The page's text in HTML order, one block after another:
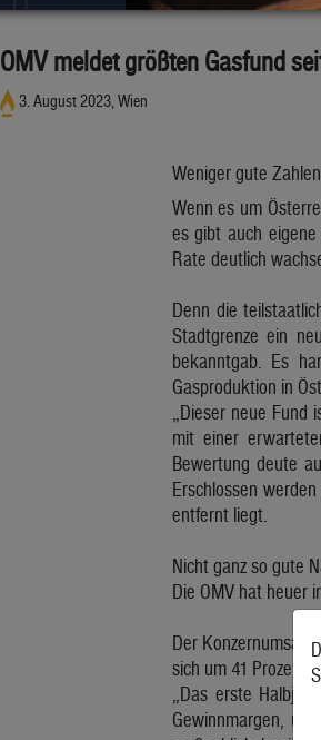
OMV meldet größten Gasfund
3. August 2023, Wien
Weniger gute
Wenn es um
es gibt auch
Rate deutlich
Denn die
Stadtgrenze ein
bekanntgab. Es
Gasproduktion in
„Dieser neue
mit einer
Bewertung deute
Erschlossen
entfernt liegt.
Nicht ganz so gute
Die OMV hat heuer
Der Konzernumsatz
sich um 41 Prozent
„Das erste
Gewinnmargen,